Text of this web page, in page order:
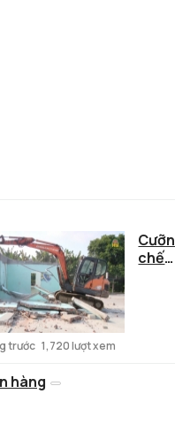
chế
trước 1,720 lượt xem
hàng